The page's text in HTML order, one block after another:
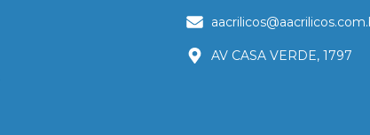
AV CASA VERDE, 1797